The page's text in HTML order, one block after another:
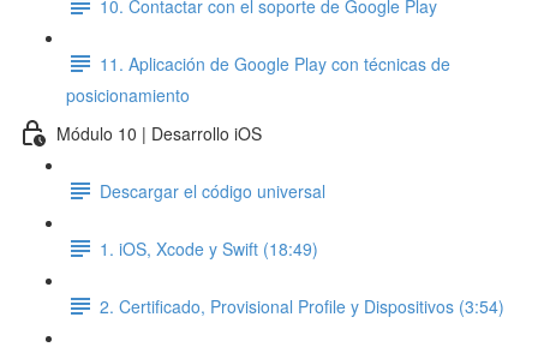
10. Contactar con el soporte de Google Play
11. Aplicación de Google Play con técnicas de
posicionamiento
Módulo 10 | Desarrollo iOS
Descargar el código universal
1. iOS, Xcode y Swift (18:49)
2. Certificado, Provisional Profile y Dispositivos (3:54)